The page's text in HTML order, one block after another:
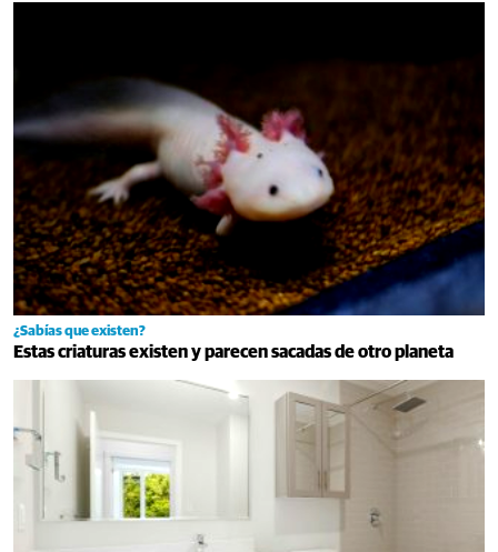
¿Sabías que existen?
Estas criaturas existen y parecen sacadas de otro planeta